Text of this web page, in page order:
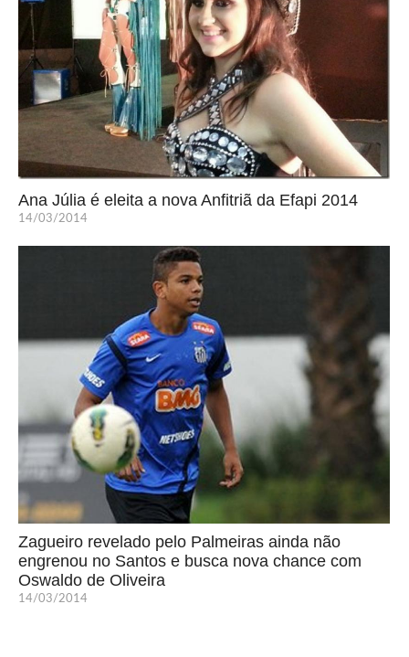
Ana Júlia é eleita a nova Anfitriã da Efapi 2014
14/03/2014
Zagueiro revelado pelo Palmeiras ainda não
engrenou no Santos e busca nova chance com
Oswaldo de Oliveira
14/03/2014